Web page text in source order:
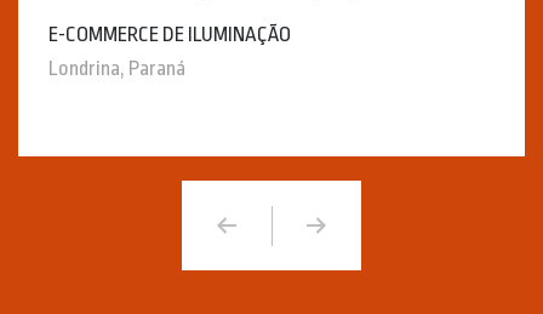
E-COMMERCE DE ILUMINAÇÃO
Londrina, Paraná